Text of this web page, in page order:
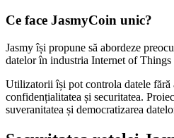
Ce face JasmyCoin unic?
Jasmy își propune să abordeze
datelor în industria Internet of
Utilizatorii își pot controla datele fără
confidențialitatea și securitatea.
suveranitatea și democratizarea